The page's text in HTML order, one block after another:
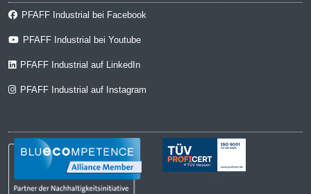
PFAFF Industrial bei Facebook
PFAFF Industrial bei Youtube
PFAFF Industrial auf LinkedIn
PFAFF Industrial auf Instagram